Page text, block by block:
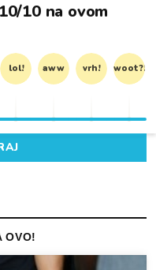
10 na ovom
lol! aww vrh! woot?!